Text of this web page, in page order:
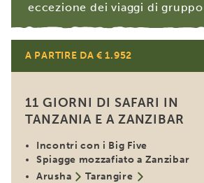
eccezione dei viaggi di gruppo
A PARTIRE DA € 1.952
11 GIORNI DI SAFARI IN
TANZANIA E A ZANZIBAR
Incontri con i Big Five
Spiagge mozzafiato a Zanzibar
Arusha
Tarangire